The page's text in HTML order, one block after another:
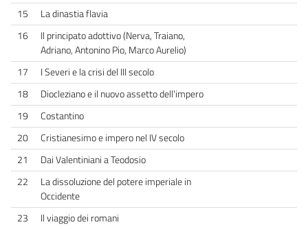
15
La dinastia flavia
16
Il principato adottivo (Nerva, Traiano,
Adriano, Antonino Pio, Marco Aurelio)
17
I Severi e la crisi del III secolo
18
Diocleziano e il nuovo assetto dell'impero
19
Costantino
20
Cristianesimo e impero nel IV secolo
21
Dai Valentiniani a Teodosio
22
La dissoluzione del potere imperiale in
Occidente
23
Il viaggio dei romani